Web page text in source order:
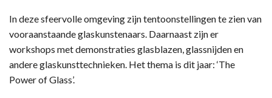
In deze sfeervolle omgeving zijn tentoonstellingen te zien van
vooraanstaande glaskunstenaars. Daarnaast zijn er
workshops met demonstraties glasblazen, glassnijden en
andere glaskunsttechnieken. Het thema is dit jaar: ‘The
Power of Glass’.